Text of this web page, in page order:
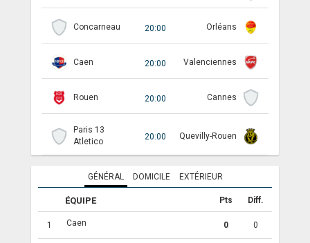
RECHERCHE
Concarneau 20:00 Orléans
Caen 20:00 Valenciennes
Rouen 20:00 Cannes
Paris 13
Atletico
20:00 Quevilly-Rouen
GÉNÉRAL DOMICILE EXTÉRIEUR
ÉQUIPE Pts Diff.
1 Caen 0 0